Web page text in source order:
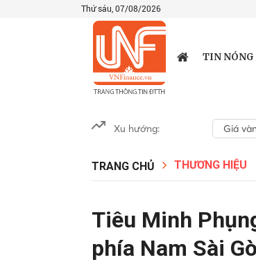
Thứ sáu, 07/08/2026
TIN NÓNG
Xu hướng: Giá
TRANG CHỦ THƯƠNG HIỆU
Tiêu Minh
phía Nam Sài